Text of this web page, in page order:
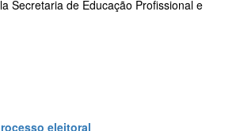
Secretaria de Educação Profissional e
eleitoral